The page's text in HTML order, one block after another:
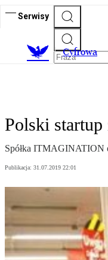
Serwisy
Cyfrowa
Polski
Spółka ITMAGINATION
Publikacja: 31.07.2019 22:01